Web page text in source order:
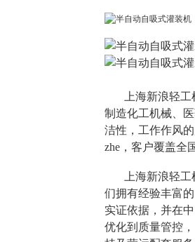
上海新浪轻工机
制造化工机械、
洁性，工作作风
zhe，客户覆盖全
上海新浪轻工机
们拥有经验丰富
实证依据，并在
优化到质量管控，